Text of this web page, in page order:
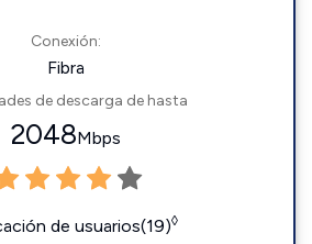
Conexión:
Fibra
de descarga de hasta
2048Mbps
de usuarios(19)◊